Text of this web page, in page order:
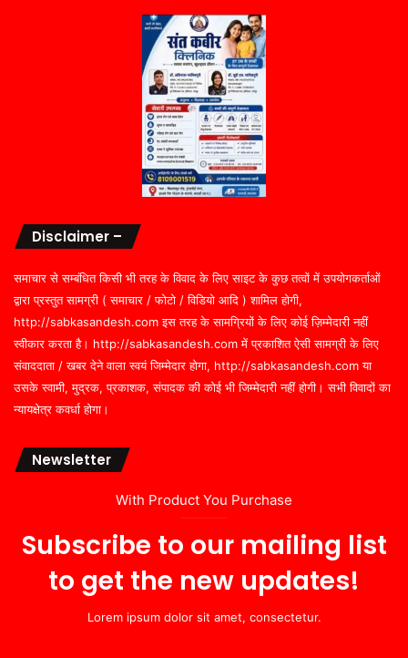
Disclaimer –
समाचार से सम्बंधित किसी भी तरह के विवाद के लिए साइट के कुछ तत्वों में उपयोगकर्ताओं
द्वारा प्रस्तुत सामग्री ( समाचार / फोटो / विडियो आदि ) शामिल होगी,
http://sabkasandesh.com इस तरह के सामग्रियों के लिए कोई ज़िम्मेदारी नहीं
स्वीकार करता है। http://sabkasandesh.com में प्रकाशित ऐसी सामग्री के लिए
संवाददाता / खबर देने वाला स्वयं जिम्मेदार होगा, http://sabkasandesh.com या
उसके स्वामी, मुद्रक, प्रकाशक, संपादक की कोई भी जिम्मेदारी नहीं होगी। सभी विवादों का
न्यायक्षेत्र कवर्धा होगा।
Newsletter
With Product You Purchase
Subscribe to our mailing list
to get the new updates!
Lorem ipsum dolor sit amet, consectetur.